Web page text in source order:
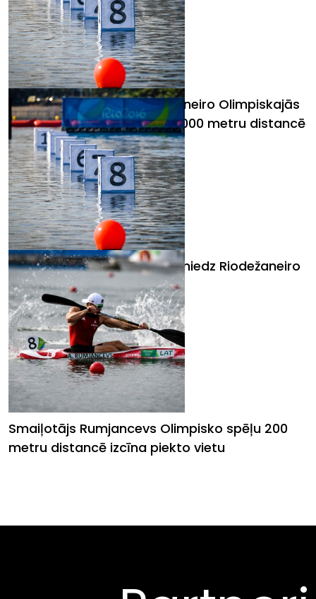
Kanoe airētājs Iļjins Riodežaneiro Olimpiskajās
spēlēs izcīna 13.vietu vietu 1000 metru distancē
Smaiļotājs Rumjancevs sasniedz Riodežaneiro
Olimpisko spēļu A finālu
Smaiļotājs Rumjancevs Olimpisko spēļu 200
metru distancē izcīna piekto vietu